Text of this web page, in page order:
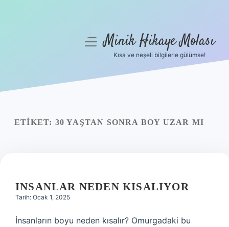
Yasal Uyarı
menüyüMinik Hikaye Molası
Kısa ve neşeli bilgilerle gülümse!
ETIKET: 30 YAŞTAN SONRA BOY UZAR MI
INSANLAR NEDEN KISALIYOR
Tarih: Ocak 1, 2025
İnsanların boyu neden kısalır? Omurgadaki bu